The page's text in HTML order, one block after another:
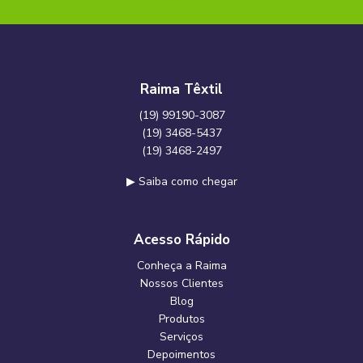
Raima Têxtil
(19) 99190-3087
(19) 3468-5437
(19) 3468-2497
▶ Saiba como chegar
Acesso Rápido
Conheça a Raima
Nossos Clientes
Blog
Produtos
Serviços
Depoimentos